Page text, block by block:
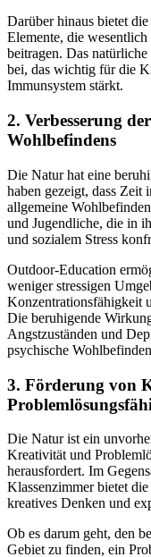
Darüber hinaus bietet
Elemente, die
beitragen. Das
bei, das wichtig für die
Immunsystem stärkt.
2. Verbesserung
Wohlbefindens
Die Natur hat eine
haben gezeigt, dass Zeit
allgemeine
und Jugendliche, die in
und sozialem Stress
Outdoor-Education
weniger stressigen
Konzentrationsfähigkeit
Die beruhigende
Angstzuständen und
psychische
3. Förderung von
Die Natur ist ein
Kreativität und
herausfordert. Im
Klassenzimmer bietet
kreatives Denken und
Ob es darum geht, den
Gebiet zu finden, ein